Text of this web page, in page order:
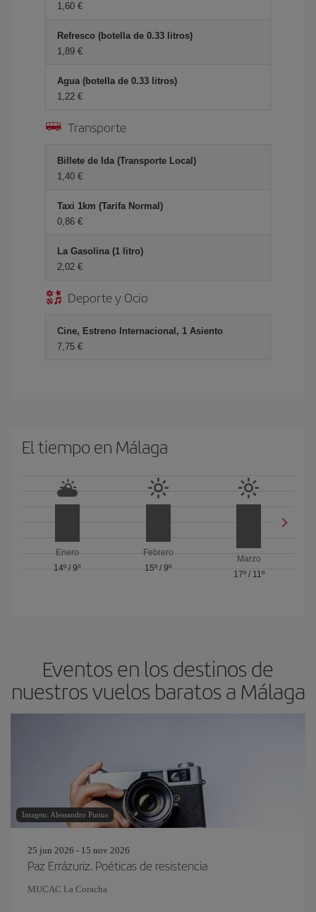
1,60 €
Refresco (botella de 0.33 litros)
1,89 €
Agua (botella de 0.33 litros)
1,22 €
Transporte
Billete de Ida (Transporte Local)
1,40 €
Taxi 1km (Tarifa Normal)
0,86 €
La Gasolina (1 litro)
2,02 €
Deporte y Ocio
Cine, Estreno Internacional, 1 Asiento
7,75 €
El tiempo en Málaga
Enero
14º /9º
Febrero
15º / 9º
Marzo
17º/ 11º
Eventos en los destinos de
nuestros vuelos baratos a Málaga
Imagen: Alessandro Pintus
25 jun 2026 - 15 nov 2026
Paz Errázuriz. Poéticas de resistencia
MUCAC La Coracha